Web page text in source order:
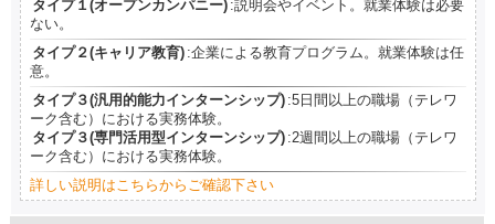
タイプ１(オープンカンパニー) :説明会やイベント。就業体験は必要
ない。
タイプ２(キャリア教育) :企業による教育プログラム。就業体験は任
意。
タイプ３(汎用的能力インターンシップ) :5日間以上の職場（テレワ
ーク含む）における実務体験。
タイプ３(専門活用型インターンシップ) :2週間以上の職場（テレワ
ーク含む）における実務体験。
詳しい説明はこちらからご確認下さい